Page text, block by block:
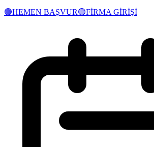
🟢HEMEN BAŞVUR🟢FİRMA GİRİŞİ